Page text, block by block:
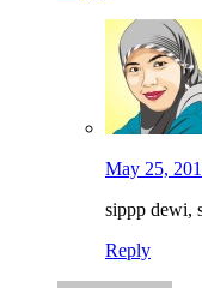
May 25,
sippp dewi,
Reply